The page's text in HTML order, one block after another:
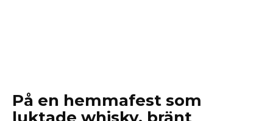
På en hemmafest som